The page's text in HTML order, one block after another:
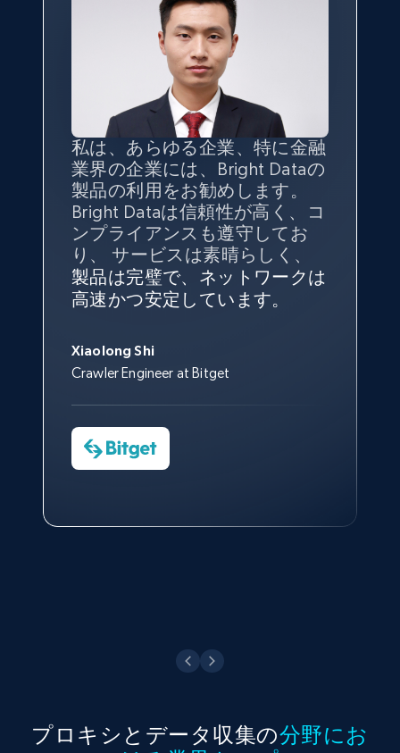
私は、あらゆる企業、特に金融
業界の企業には、Bright Dataの
製品の利用をお勧めします。
Bright Dataは信頼性が高く、コ
ンプライアンスも遵守してお
り、 サービスは素晴らしく、
製品は完璧で、ネットワークは
高速かつ安定しています。
Xiaolong Shi
Crawler Engineer at Bitget
インターネットから公開ウェブ
データを収集する機能なしで
は、ブランドがすべての媒体に
向けて紹介されたこと、またそ
の展開先を知りえることはでき
トなしでは急成長を遂げること
はできなかったでしょう。
Data Science Specialist
インターネットから公開ウェブ
データを収集する機能なしで
は、ブランドがすべての媒体に
向けて紹介されたこと、またそ
の展開先を知りえることはでき
ず、また、Bright Dataのサポー
トなしでは急成長を遂げること
はできなかったでしょう。
Sarah Melville
Media Director at YouGov Sport
私の経験から言えば、Bright
Dataのサービスは極めて貴重な
ものでした。Bright Dataのおか
げで、当社のニーズを満たすの
に十分な公開ウェブデータを収
サポートおよび開発スタッフの
おかげで、多くのプロセスを最
Charmagne Cruz
Head of Reporting & Analytics, Business
データの 質 と量を最大限に確
保することが最も重要であり、
そこでBright Dataとtgndataの
組み合わせが威力を発揮しま
す。
George Koutsoudopoulos
CEO at tgndata
今すぐ観る
信頼性に非常に感銘を受けてお
り、Bright Dataには全体的に大
変満足しています。アカウント
マネージャーとは定期的な連絡
ルートがあり、非常に協力的で
Yorgos Panzaris
CTO at Convert Group
Bright Dataとの提携には大変満
足しております。全てが順調
で、ネットワークは非常に 安定
しており、 カスタマーサービス
にも満足しています。 サポート
す。
Cheddi Rai
CEO at AdRetreaver
プロキシとデータ収集の分野にお